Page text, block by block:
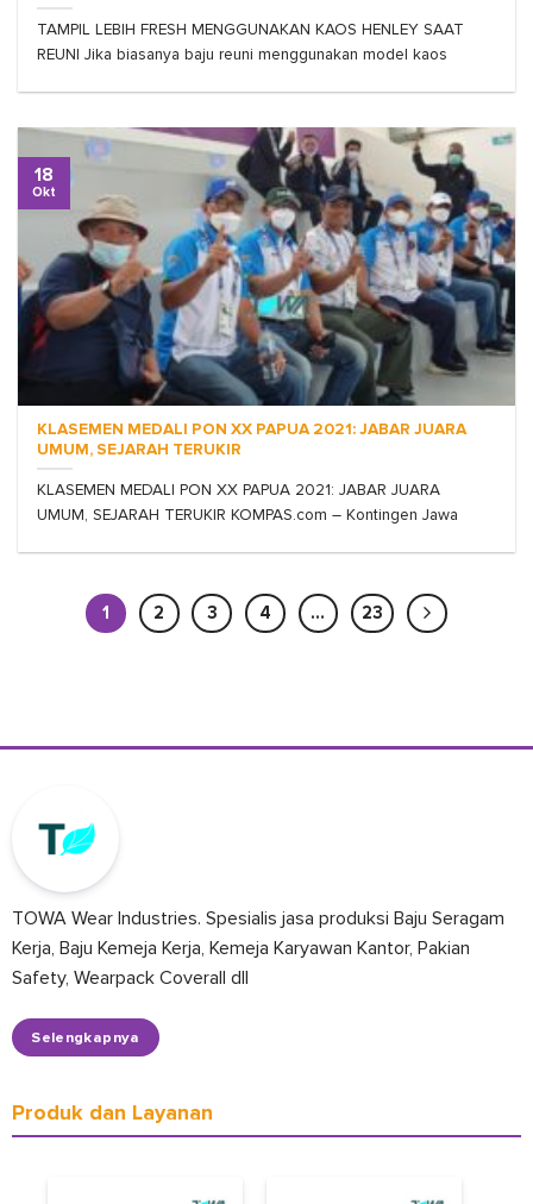
TAMPIL LEBIH FRESH MENGGUNAKAN KAOS HENLEY SAAT
REUNI Jika biasanya baju reuni menggunakan model kaos
KLASEMEN MEDALI PON XX PAPUA 2021: JABAR JUARA
UMUM, SEJARAH TERUKIR
KLASEMEN MEDALI PON XX PAPUA 2021: JABAR JUARA
UMUM, SEJARAH TERUKIR KOMPAS.com – Kontingen Jawa
18
Okt
1 2 3 4 … 23
TOWA Wear Industries. Spesialis jasa produksi Baju Seragam
Kerja, Baju Kemeja Kerja, Kemeja Karyawan Kantor, Pakian
Safety, Wearpack Coverall dll
Selengkapnya
Produk dan Layanan